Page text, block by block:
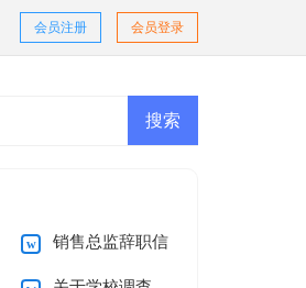
会员登录
会员注册
销售总监辞职信